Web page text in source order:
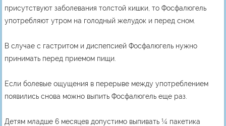
присутствуют заболевания толстой кишки, то Фосфалюгель
употребляют утром на голодный желудок и перед сном.
В случае с гастритом и диспепсией Фосфалюгель нужно
принимать перед приемом пищи.
Если болевые ощущения в перерыве между употреблением
появились снова можно выпить Фосфалюгель еще раз.
Детям младше 6 месяцев допустимо выпивать ¼ пакетика